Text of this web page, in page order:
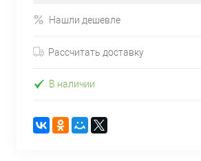
Нашли дешевле
Рассчитать доставку
В наличии